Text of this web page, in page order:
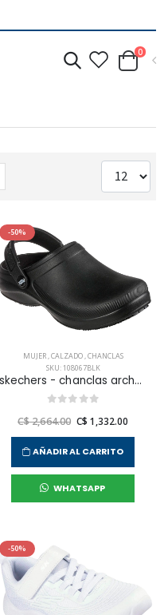
0
-50%
MUJER,CALZADO,CHANCLAS
SKU: 108067BLK
skechers - chanclas arch-fit clog para mujer
C$ 2,664.00 C$ 1,332.00
AÑADIR AL CARRITO
WHATSAPP
-50%